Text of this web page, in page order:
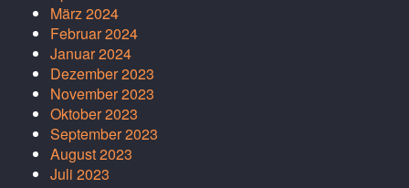
März 2024
Februar 2024
Januar 2024
Dezember 2023
November 2023
Oktober 2023
September 2023
August 2023
Juli 2023